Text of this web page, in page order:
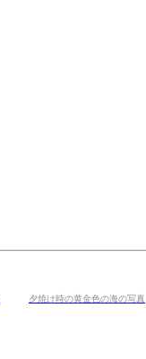
夕焼け時の黄金色の海の写真